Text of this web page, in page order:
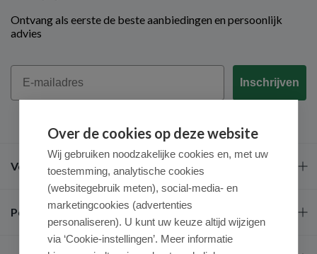
Ontvang als eerste de beste aanbiedingen en persoonlijk
advies
Email
Inschrijven
Veel gestelde vragen
Populaire merken
Over de cookies op deze website
Wij gebruiken noodzakelijke cookies en, met uw
toestemming, analytische cookies
(websitegebruik meten), social-media- en
marketingcookies (advertenties
personaliseren). U kunt uw keuze altijd wijzigen
via ‘Cookie-instellingen’. Meer informatie